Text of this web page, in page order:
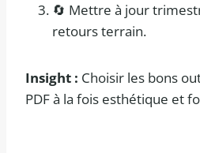
🔄 Mettre à jour
retours terrain.
Insight : Choisir les bons
PDF à la fois esthétique et